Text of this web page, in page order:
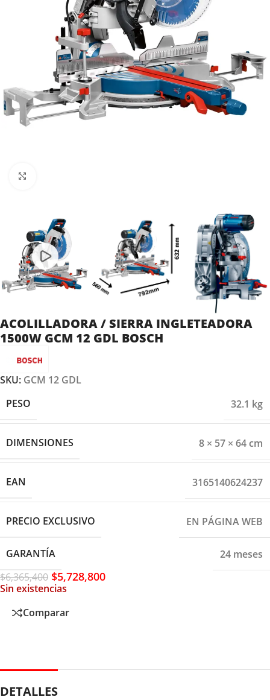
ACOLILLADORA / SIERRA INGLETEADORA
1500W GCM 12 GDL BOSCH
SKU: GCM 12 GDL
PESO
32.1 kg
DIMENSIONES 8 × 57 × 64 cm
EAN 3165140624237
PRECIO EXCLUSIVO EN PÁGINA WEB
GARANTÍA
24 meses
$6,365,400 $5,728,800
Sin existencias
Comparar
DETALLES